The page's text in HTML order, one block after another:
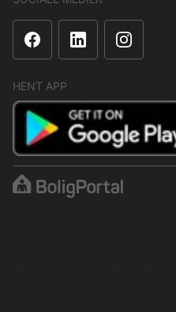
HENT APP